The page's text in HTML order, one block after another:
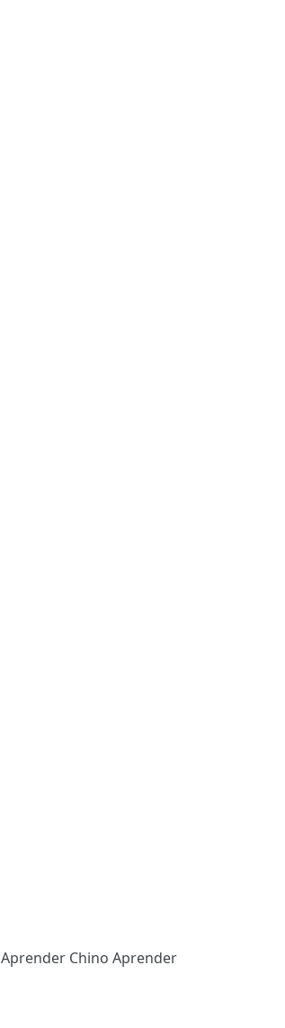
Aprender Chino Aprender